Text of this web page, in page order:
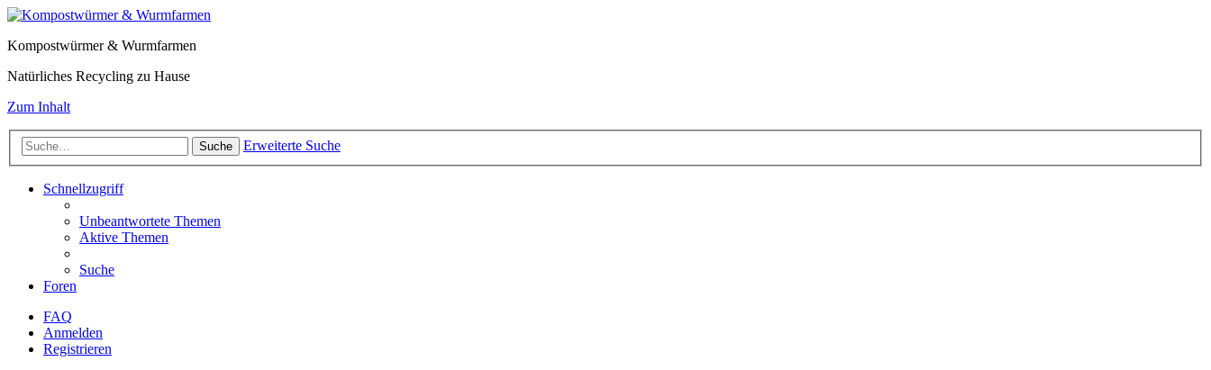
Kompostwürmer & Wurmfarmen
Natürliches Recycling zu Hause
Zum Inhalt
Suche Erweiterte Suche
Schnellzugriff
Unbeantwortete Themen
Aktive Themen
Suche
Foren
FAQ
Anmelden
Registrieren